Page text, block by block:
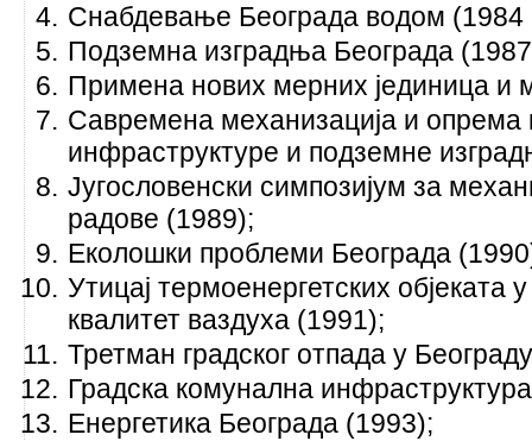
Снабдевање Београда водом (1984
Подземна изградња Београда
Примена нових мерних јединица и
Савремена механизација и опрема
инфраструктуре и подземне
Југословенски симпозијум за
радове (1989);
Еколошки проблеми Београда
Утицај термоенергетских објеката
квалитет ваздуха (1991);
Третман градског отпада у
Градска комунална
Енергетика Београда (1993);